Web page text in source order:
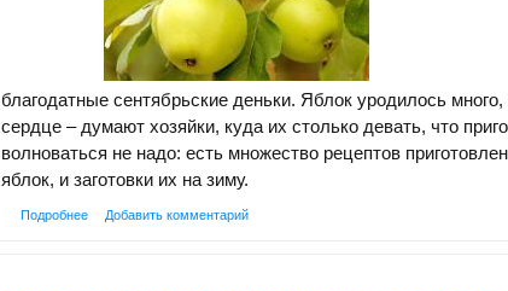
благодатные сентябрьские деньки. Яблок уродилось
сердце – думают хозяйки, куда их столько девать, что
волноваться не надо: есть множество рецептов
яблок, и заготовки их на зиму.
Подробнее Добавить комментарий